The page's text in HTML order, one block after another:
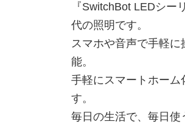
『SwitchBot LEDシー
代の照明です。
スマホや音声で手軽
能。
手軽にスマートホー
す。
毎日の生活で、毎日